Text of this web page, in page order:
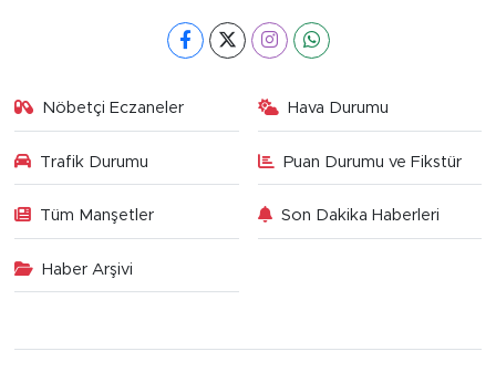
Nöbetçi Eczaneler Hava Durumu
Trafik Durumu Puan Durumu ve Fikstür
Tüm Manşetler Son Dakika Haberleri
Haber Arşivi